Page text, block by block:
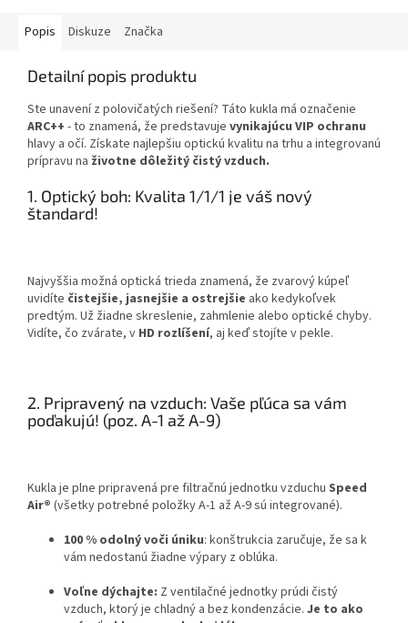
Popis Diskuze Značka
Detailní popis produktu
Ste unavení z polovičatých riešení? Táto kukla má označenie
ARC++ - to znamená, že predstavuje vynikajúcu VIP ochranu
hlavy a očí. Získate najlepšiu optickú kvalitu na trhu a integrovanú
prípravu na životne dôležitý čistý vzduch.
1. Optický boh: Kvalita 1/1/1 je váš nový
štandard!
Najvyššia možná optická trieda znamená, že zvarový kúpeľ
uvidíte čistejšie, jasnejšie a ostrejšie ako kedykoľvek
predtým. Už žiadne skreslenie, zahmlenie alebo optické chyby.
Vidíte, čo zvárate, v HD rozlíšení, aj keď stojíte v pekle.
2. Pripravený na vzduch: Vaše pľúca sa vám
poďakujú! (poz. A-1 až A-9)
Kukla je plne pripravená pre filtračnú jednotku vzduchu Speed
Air® (všetky potrebné položky A-1 až A-9 sú integrované).
100 % odolný voči úniku: konštrukcia zaručuje, že sa k
vám nedostanú žiadne výpary z oblúka.
Voľne dýchajte: Z ventilačné jednotky prúdi čistý
vzduch, ktorý je chladný a bez kondenzácie. Je to ako